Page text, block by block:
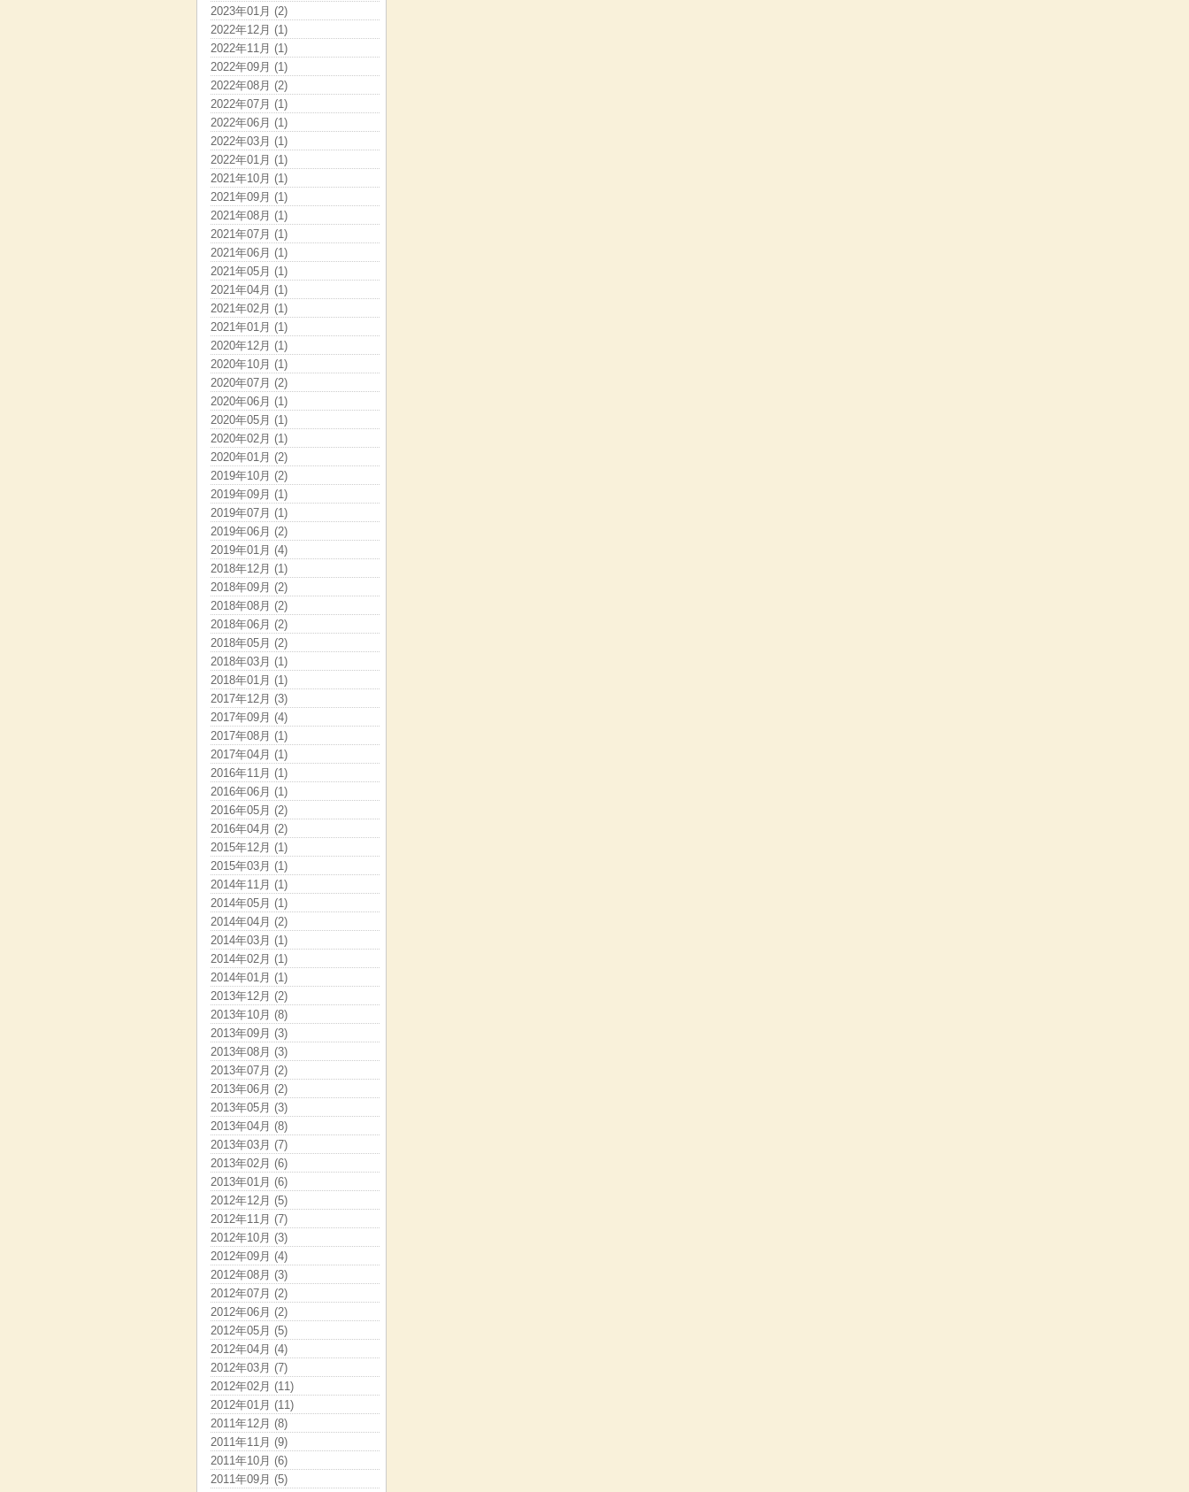
2023年01月 (2)
2022年12月 (1)
2022年11月 (1)
2022年09月 (1)
2022年08月 (2)
2022年07月 (1)
2022年06月 (1)
2022年03月 (1)
2022年01月 (1)
2021年10月 (1)
2021年09月 (1)
2021年08月 (1)
2021年07月 (1)
2021年06月 (1)
2021年05月 (1)
2021年04月 (1)
2021年02月 (1)
2021年01月 (1)
2020年12月 (1)
2020年10月 (1)
2020年07月 (2)
2020年06月 (1)
2020年05月 (1)
2020年02月 (1)
2020年01月 (2)
2019年10月 (2)
2019年09月 (1)
2019年07月 (1)
2019年06月 (2)
2019年01月 (4)
2018年12月 (1)
2018年09月 (2)
2018年08月 (2)
2018年06月 (2)
2018年05月 (2)
2018年03月 (1)
2018年01月 (1)
2017年12月 (3)
2017年09月 (4)
2017年08月 (1)
2017年04月 (1)
2016年11月 (1)
2016年06月 (1)
2016年05月 (2)
2016年04月 (2)
2015年12月 (1)
2015年03月 (1)
2014年11月 (1)
2014年05月 (1)
2014年04月 (2)
2014年03月 (1)
2014年02月 (1)
2014年01月 (1)
2013年12月 (2)
2013年10月 (8)
2013年09月 (3)
2013年08月 (3)
2013年07月 (2)
2013年06月 (2)
2013年05月 (3)
2013年04月 (8)
2013年03月 (7)
2013年02月 (6)
2013年01月 (6)
2012年12月 (5)
2012年11月 (7)
2012年10月 (3)
2012年09月 (4)
2012年08月 (3)
2012年07月 (2)
2012年06月 (2)
2012年05月 (5)
2012年04月 (4)
2012年03月 (7)
2012年02月 (11)
2012年01月 (11)
2011年12月 (8)
2011年11月 (9)
2011年10月 (6)
2011年09月 (5)